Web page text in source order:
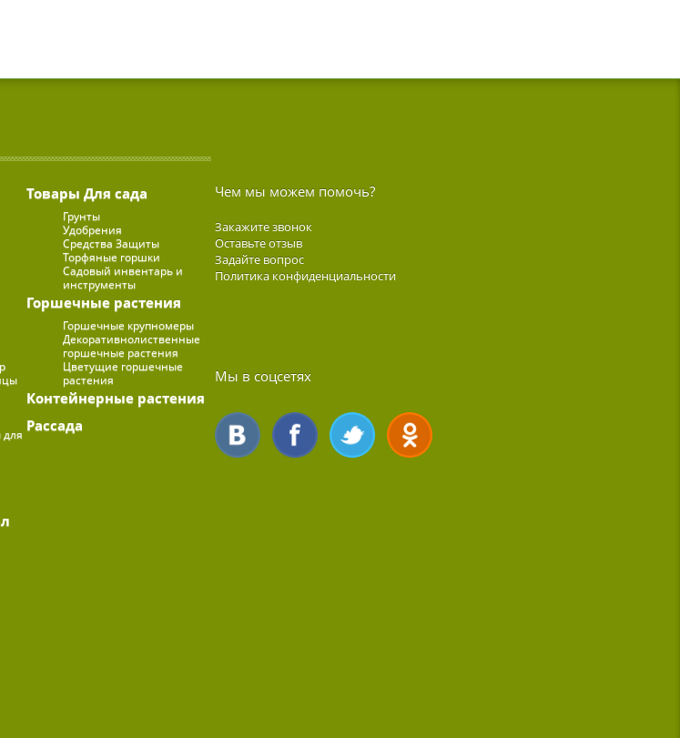
Товары Для сада
Грунты
Удобрения
Средства Защиты
Торфяные горшки
Садовый инвентарь и
инструменты
Горшечные растения
Горшечные крупномеры
Декоративнолиственные
горшечные растения
Цветущие горшечные
растения
Контейнерные растения
Рассада
Чем мы можем помочь?
Закажите звонок
Оставьте отзыв
Задайте вопрос
Политика конфиденциальности
Мы в соцсетях